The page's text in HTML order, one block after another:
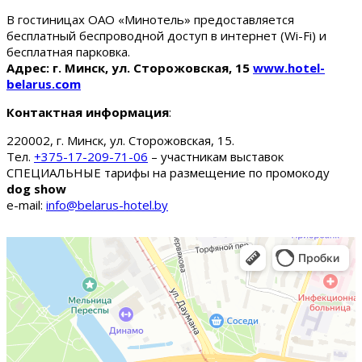
В гостиницах ОАО «Минотель» предоставляется
бесплатный беспроводной доступ в интернет (Wi-Fi) и
бесплатная парковка.
Адрес: г. Минск, ул. Сторожовская, 15 www.hotel-
belarus.com
Контактная информация:
220002, г. Минск, ул. Сторожовская, 15.
Тел. +375-17-209-71-06 – участникам выставок
СПЕЦИАЛЬНЫЕ тарифы на размещение по промокоду
dog show
e-mail: info@belarus-hotel.by